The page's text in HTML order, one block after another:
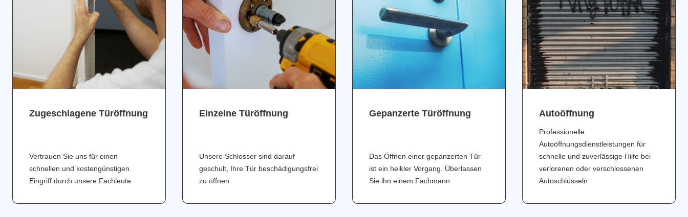
Zugeschlagene Türöffnung
Vertrauen Sie uns für einen
schnellen und kostengünstigen
Eingriff durch unsere Fachleute
Einzelne Türöffnung
Unsere Schlosser sind darauf
geschult, Ihre Tür beschädigungsfrei
zu öffnen
Gepanzerte Türöffnung
Das Öffnen einer gepanzerten Tür
ist ein heikler Vorgang. Überlassen
Sie ihn einem Fachmann
Аutoöffnung
Professionelle
Autoöffnungsdienstleistungen für
schnelle und zuverlässige Hilfe bei
verlorenen oder verschlossenen
Autoschlüsseln